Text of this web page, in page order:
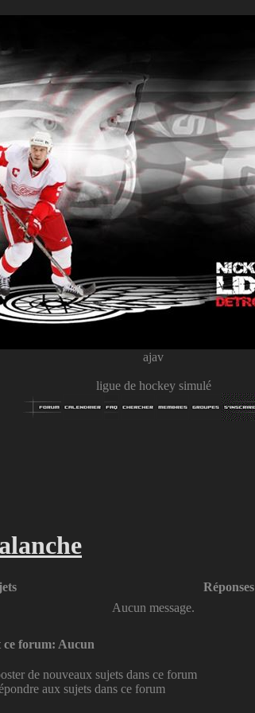
ajav
ligue de hockey simulé
Réponses
Aucun message.
ce forum: Aucun
de nouveaux sujets dans ce forum
aux sujets dans ce forum